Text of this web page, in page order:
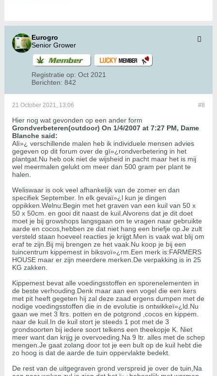
Eurogro
Senior Grower
Registratie op: Oct 2021
Berichten: 842
#8
21 October 2021, 13:06
Hier nog wat gevonden op een ander form
Grondverbeteren(outdoor) On 1/4/2007 at 7:27 PM, Dame
Blanche said:
Alï»¿ verschillende malen heb ik individuele mensen advies
gegeven op dit forum over de gï»¿rondverbetering in het
plantgat.Nu heb ook niet de wijsheid in pacht maar het is mij
wel meermalen gelukt om meer dan 500 gram per plant te
halen.
Weliswaar is ook veel afhankelijk van de zomer en dan
specifiek September. In elk gevaï»¿l kun je dingen
oppikken.Welnu:Begin met het graven van een kuil van 50 x
50 x 50cm. en gooi dit naast de kuil.Alvorens dat je dit doet
moet je bij growshops langsgaan om te vragen naar gebruikte
aarde en cocos,hebben ze dat niet hang een briefje op.Je zult
versteld staan hoeveel reacties je krijgt.Men is vaak wat blij om
eraf te zijn.Bij mij brengen ze het vaak.Nu koop je bij een
tuincentrum kippemest in biksvoï»¿rm.Een merk is:FARMERS
HOUSE maar er zijn meerdere merken.De verpakking is in 25
KG zakken.
Kippemest bevat alle voedingsstoffen en sporenelementen in
de beste verhouding.Denk maar aan een vogel die een kers
met pit heeft gegeten hij zal deze zaad ergens dumpen met de
nodige voedingsstoffen die in de evolutie is ontwikkeï»¿ld.Nu
gaan we met 3 ltrs. potten en de potgrond ,cocos en kippem.
naar de kuil.In de kuil stort je steeds 1 pot met de 3
grondsoorten bij iedere soort telkens een theekopje K. Niet
meer want dan krijg je overvoeding.Na 9 ltr. alles met de schep
mengen.Je gaat zolang door tot je een bult op de kuil hebt die
zo hoog is dat de aarde de tuin oppervlakte bedekt.
De rest van de uitgegraven grond verspreid je over de tuin,Na